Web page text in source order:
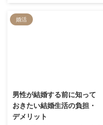
ばよかったと後悔したことをまと
めました。すでに婚約中の人も、
ま …
本記事では、日本のカップルの離
婚理由やマッチングアプリの離婚
率が低い理由、普通の恋愛と異な
婚活
男性が結婚する前に知って
おきたい結婚生活の負担・
デメリット